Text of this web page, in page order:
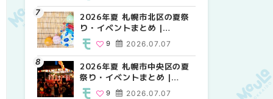
2026年夏 札幌市北区の夏祭
り・イベントまとめ |
MouLa HOKKAIDO
2026.07.07
9
2026年夏 札幌市中央区の夏
祭り・イベントまとめ |
MouLa HOKKAIDO
2026.07.07
9
2026年夏 札幌市豊平区の夏
祭り・イベントまとめ |
9
2026年夏 札幌市南区の夏祭
り・イベントまとめ |
8
札幌の麻辣湯（マーラータ
ン）おすすめ専門店6選！本
徹底比較 | MouLa
HOKKAIDO
5
2026年夏 札幌市豊平区の夏
祭り・イベントまとめ |
9